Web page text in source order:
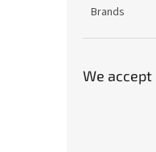
Brands
We